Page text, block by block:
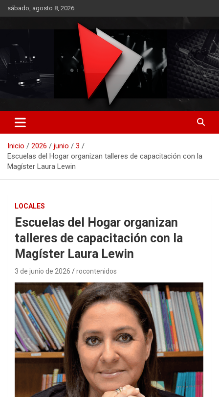
Saltar
al
sábado, agosto 8, 2026
RO CONTENIDOS
Inicio 2026 junio
3
Escuelas del Hogar organizan talleres de capacitación con la
Magíster Laura Lewin
LOCALES
Escuelas del Hogar organizan
talleres de capacitación con la
Magíster Laura Lewin
3 de junio de 2026 rocontenidos